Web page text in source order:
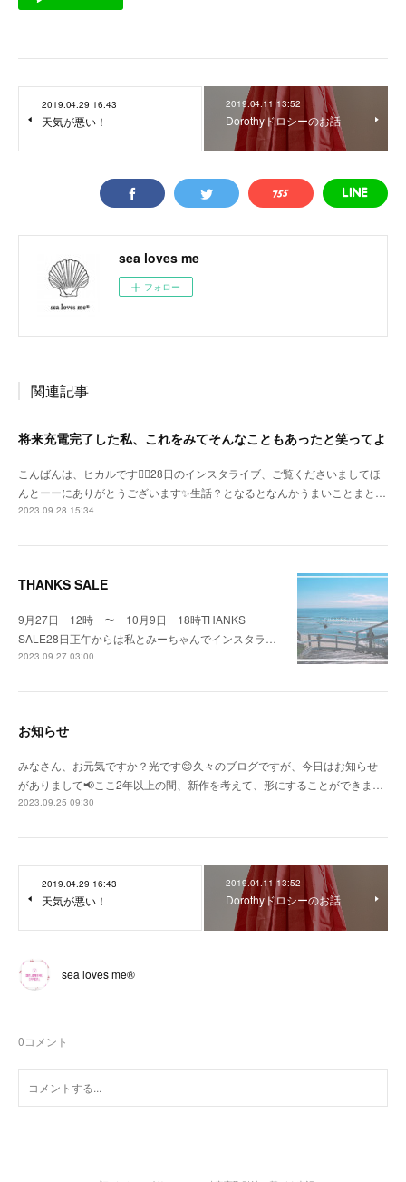
2019.04.29 16:43
天気が悪い！
2019.04.11 13:52
Dorothyドロシーのお話
sea loves me
フォロー
関連記事
将来充電完了した私、これをみてそんなこともあったと笑ってよ
こんばんは、ヒカルです🙇‍♀️28日のインスタライブ、ご覧くださいましてほ
んとーーにありがとうございます✨生話？となるとなんかうまいことまと…
2023.09.28 15:34
THANKS SALE
9月27日 12時 〜 10月9日 18時THANKS
SALE28日正午からは私とみーちゃんでインスタラ…
2023.09.27 03:00
お知らせ
みなさん、お元気ですか？光です😊久々のブログですが、今日はお知らせ
がありまして📢ここ2年以上の間、新作を考えて、形にすることができま…
2023.09.25 09:30
2019.04.29 16:43
天気が悪い！
2019.04.11 13:52
Dorothyドロシーのお話
sea loves me®︎
0コメント